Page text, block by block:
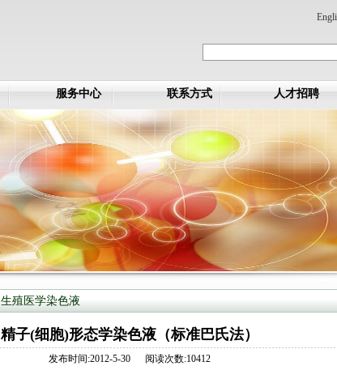
服务中心 联系方式 人才招聘
生殖医学染色液
精子(细胞)形态学染色液（标准巴氏法）
发布时间:2012-5-30 阅读次数:10412